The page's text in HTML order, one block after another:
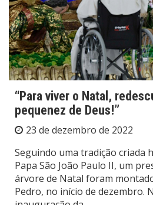
“Para viver o Natal,
pequenez de Deus!”
23 de dezembro de 2022
Seguindo uma tradição criada
Papa São João Paulo II, um
árvore de Natal foram
Pedro, no início de dezembro.